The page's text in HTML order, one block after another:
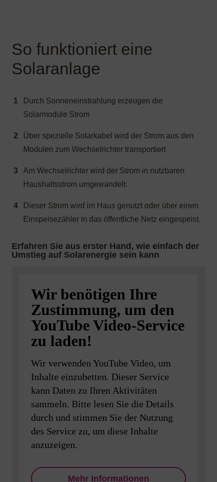
Wir benötigen Ihre
Zustimmung, um den
YouTube Video-Service
zu laden!
Wir verwenden YouTube Video, um
Inhalte einzubetten. Dieser Service
kann Daten zu Ihren Aktivitäten
sammeln. Bitte lesen Sie die Details
durch und stimmen Sie der Nutzung
des Service zu, um diese Inhalte
anzuzeigen.
Mehr Informationen